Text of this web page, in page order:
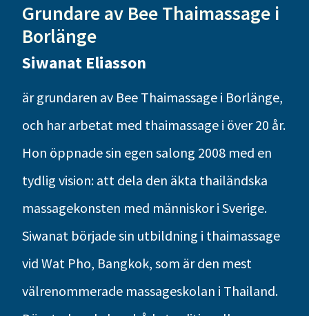
Grundare av Bee Thaimassage i
Borlänge
Siwanat Eliasson
är grundaren av Bee Thaimassage i Borlänge,
och har arbetat med thaimassage i över 20 år.
Hon öppnade sin egen salong 2008 med en
tydlig vision: att dela den äkta thailändska
massagekonsten med människor i Sverige.
Siwanat började sin utbildning i thaimassage
vid Wat Pho, Bangkok, som är den mest
välrenommerade massageskolan i Thailand.